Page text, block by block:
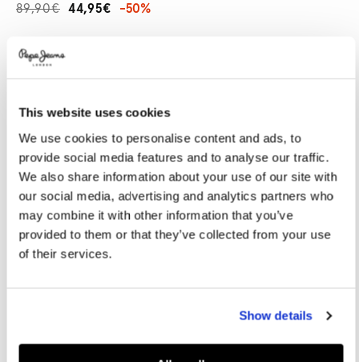
This website uses cookies
We use cookies to personalise content and ads, to
provide social media features and to analyse our traffic.
We also share information about your use of our site with
our social media, advertising and analytics partners who
may combine it with other information that you’ve
provided to them or that they’ve collected from your use
of their services.
Show details
44,95€
89,90€ -50%
Promotions
Variations
COLORES:
SELECCIONAR TALLA:
36 37 38 39 40
41 42
Guía de tallas